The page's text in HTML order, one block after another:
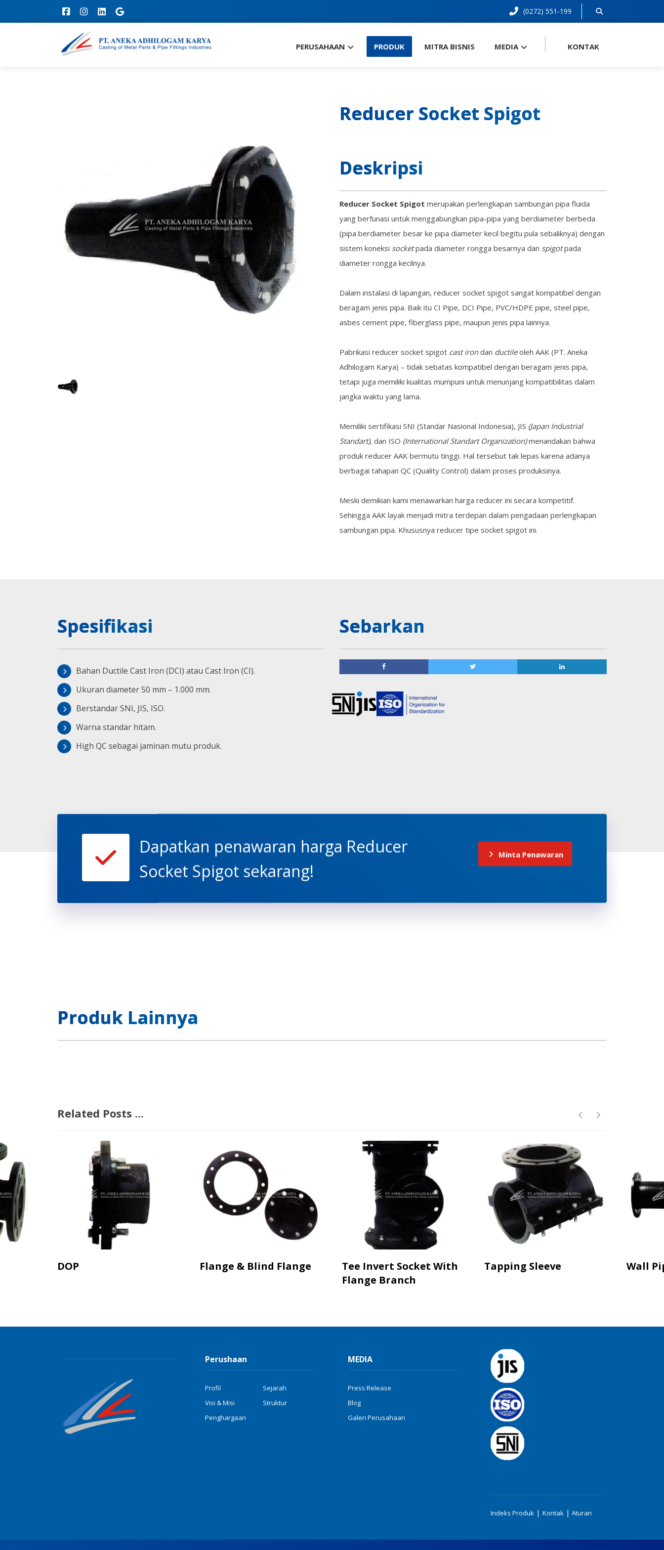
(0272) 551-199
KONTAK
PERUSAHAAN PRODUK MITRA BISNIS MEDIA
Reducer Socket Spigot
Deskripsi
Reducer Socket Spigot merupakan perlengkapan sambungan pipa fluida
yang berfunasi untuk menggabungkan pipa-pipa yang berdiameter berbeda
(pipa berdiameter besar ke pipa diameter kecil begitu pula sebaliknya) dengan
sistem koneksi socketpada diameter rongga besarnya dan spigotpada
diameter rongga kecilnya.
Dalam instalasi di lapangan, reducer socket spigot sangat kompatibel dengan
beragam jenis pipa. Baik itu CI Pipe, DCI Pipe, PVC/HDPE pipe, steel pipe,
asbes cement pipe, fiberglass pipe, maupun jenis pipa lainnya.
Pabrikasi reducer socket spigot cast irondan ductileoleh AAK (PT. Aneka
Adhilogam Karya) – tidak sebatas kompatibel dengan beragam jenis pipa,
tetapi juga memiliki kualitas mumpuni untuk menunjang kompatibilitas dalam
jangka waktu yang lama.
Memiliki sertifikasi SNI (Standar Nasional Indonesia), JIS (Japan Industrial
Standart), dan ISO (International Standart Organization)menandakan bahwa
produk reducer AAK bermutu tinggi. Hal tersebut tak lepas karena adanya
berbagai tahapan QC (Quality Control) dalam proses produksinya.
Meski demikian kami menawarkan harga reducer ini secara kompetitif.
Sehingga AAK layak menjadi mitra terdepan dalam pengadaan perlengkapan
sambungan pipa. Khususnya reducer tipe socket spigot ini.
Spesifikasi
Bahan Ductile Cast Iron (DCI) atau Cast Iron (CI).
Ukuran diameter 50 mm – 1.000 mm.
Berstandar SNI, JIS, ISO.
Warna standar hitam.
High QC sebagai jaminan mutu produk.
Sebarkan
Dapatkan penawaran harga Reducer
Socket Spigot sekarang!
Minta Penawaran
Produk Lainnya
Related Posts ...
DOP Flange & Blind Flange
Tee Invert Socket With
Flange Branch
Tapping Sleeve Wall
Perushaan
Profil
Sejarah
Visi & Misi
Struktur
Penghargaan
MEDIA
Press Release
Blog
Galeri Perusahaan
Indeks Produk |Kontak | Aturan